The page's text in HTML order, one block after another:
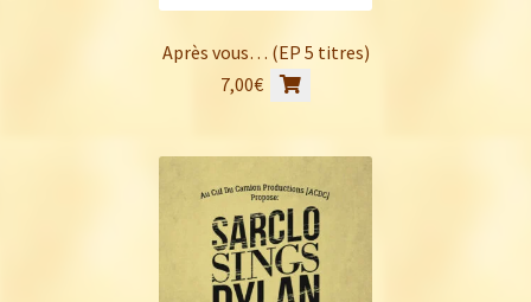
Après vous… (EP 5 titres)
7,00€